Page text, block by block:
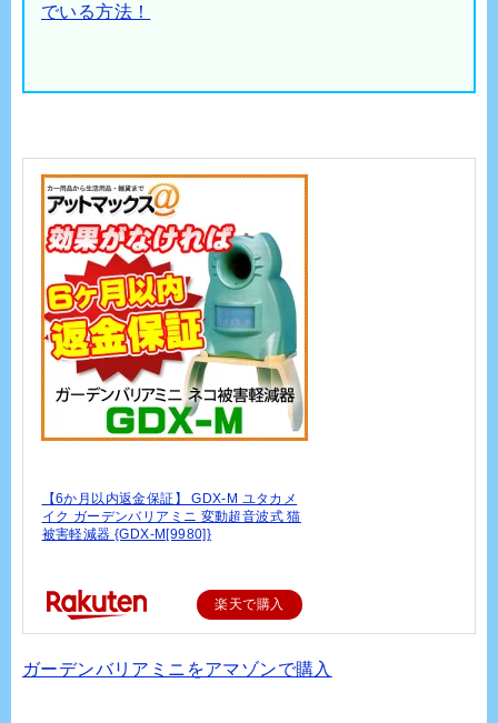
でいる方法！
【6か月以内返金保証】 GDX-M ユタカメ
イク ガーデンバリアミニ 変動超音波式 猫
被害軽減器 {GDX-M[9980]}
楽天で購入
ガーデンバリアミニをアマゾンで購入